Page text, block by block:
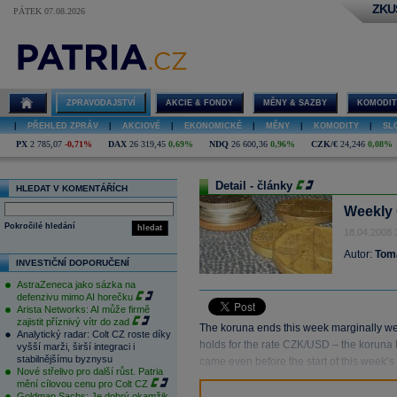
PÁTEK 07.08.2026
ZPRAVODAJSTVÍ AKCIE & FONDY MĚNY & SAZBY
PŘEHLED ZPRÁV AKCIOVÉ EKONOMICKÉ MĚNY KOMODITY
PX 2 785,07 -0,71% DAX 26 319,45 0,69% NDQ 26 600,36 0,96% CZK/€ 24,246 0,08%
HLEDAT V KOMENTÁŘÍCH
hledat
Pokročilé hledání
INVESTIČNÍ DOPORUČENÍ
AstraZeneca jako sázka na
defenzivu mimo AI horečku
Arista Networks: AI může firmě
zajistit příznivý vítr do zad
Analytický radar: Colt CZ roste díky
vyšší marži, širší integraci i
stabilnějšímu byznysu
Nové střelivo pro další růst. Patria
mění cílovou cenu pro Colt CZ
Detail - články
Weekly
18.04.2008
Autor:
The koruna ends this week marginally
holds for the rate CZK/USD – the
came even before the start of this